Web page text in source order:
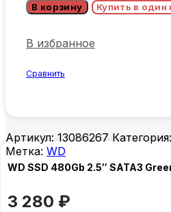
В корзину Купить в один
В избранное
Сравнить
Артикул:13086267Категория:
Метка: WD
WD SSD 480Gb 2.5″ SATA3
3 280 ₽